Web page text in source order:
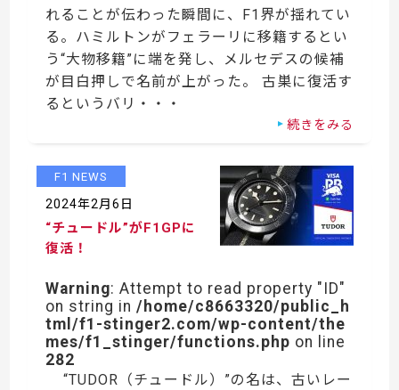
れることが伝わった瞬間に、F1界が揺れてい
る。ハミルトンがフェラーリに移籍するとい
う“大物移籍”に端を発し、メルセデスの候補
が目白押しで名前が上がった。 古巣に復活す
るというバリ・・・
続きをみる
F1 NEWS
2024年2月6日
“チュードル”がF1GPに
復活！
Warning: Attempt to read property "ID"
on string in/home/c8663320/public_h
tml/f1-stinger2.com/wp-content/the
mes/f1_stinger/functions.php on line
282
“TUDOR（チュードル）”の名は、古いレー